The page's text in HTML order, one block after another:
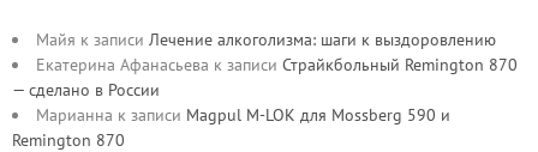
Майя к записи Лечение алкоголизма: шаги к выздоровлению
Екатерина Афанасьева к записи Страйкбольный Remington 870
— сделано в России
Марианна к записи Magpul M-LOK для Mossberg 590 и
Remington 870